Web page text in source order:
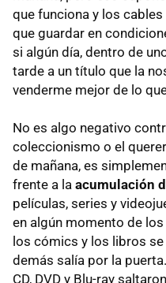
que funciona y los
que guardar en
si algún día, dentro de
tarde a un título que la
venderme mejor de lo
No es algo negativo
coleccionismo o el
de mañana, es
frente a la acumulación
películas, series y
en algún momento de
los cómics y los libros
demás salía por la
CD, DVD y Blu-ray